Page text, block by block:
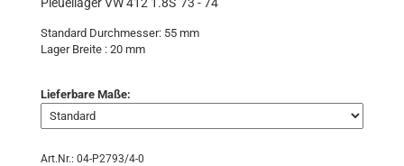
Standard Durchmesser: 55 mm
Lager Breite : 20 mm
Lieferbare Maße:
Art.Nr.: 04-P2793/4-0